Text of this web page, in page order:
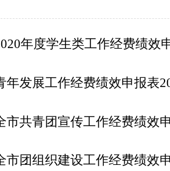
年度学生类工作经费绩效
年发展工作经费绩效申报表
市共青团宣传工作经费绩效
市团组织建设工作经费绩效